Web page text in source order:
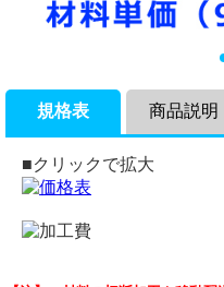
規格表
■クリックで拡大
商品説明